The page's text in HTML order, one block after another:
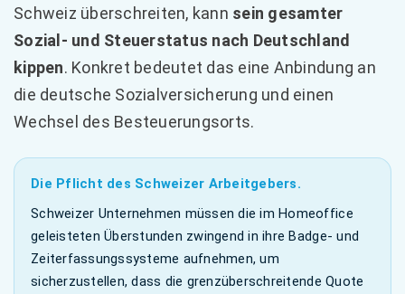
Schweiz überschreiten, kann sein gesamter
Sozial- und Steuerstatus nach Deutschland
kippen. Konkret bedeutet das eine Anbindung an
die deutsche Sozialversicherung und einen
Wechsel des Besteuerungsorts.
Die Pflicht des Schweizer Arbeitgebers.
Schweizer Unternehmen müssen die im Homeoffice
geleisteten Überstunden zwingend in ihre Badge- und
Zeiterfassungssysteme aufnehmen, um
sicherzustellen, dass die grenzüberschreitende Quote